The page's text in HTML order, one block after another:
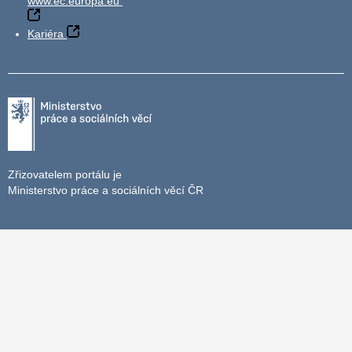
Kariéra
Zřizovatelem portálu je
Ministerstvo práce a sociálních věcí ČR